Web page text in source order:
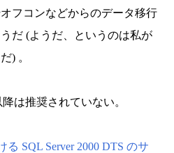
フコンなどからのデータ移行
だ (ようだ、というのは私が
) 。
は推奨されていない。
る SQL Server 2000 DTS のサ